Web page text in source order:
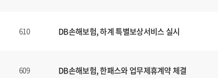
610 DB손해보험, 하계 특별보상서비스 실시
609 DB손해보험, 한패스와 업무제휴계약 체결